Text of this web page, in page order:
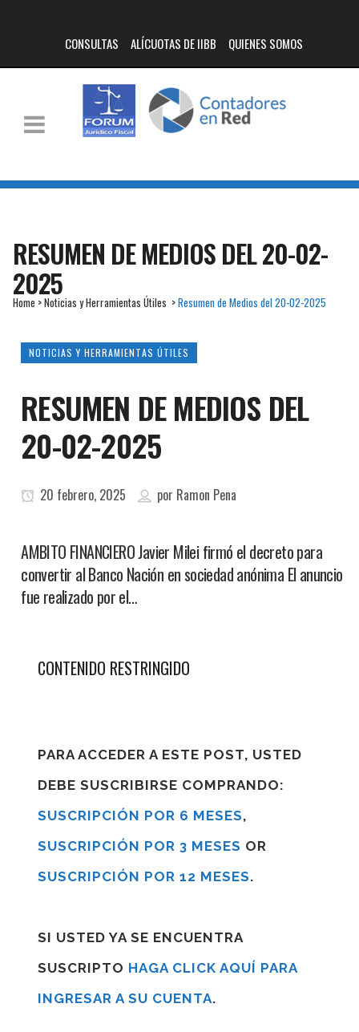
CONSULTAS ALÍCUOTAS DE IIBB QUIENES SOMOS
RESUMEN DE MEDIOS DEL 20-02-
2025
Home >Noticias y Herramientas Útiles >Resumen de Medios del 20-02-2025
NOTICIAS Y HERRAMIENTAS ÚTILES
RESUMEN DE MEDIOS DEL
20-02-2025
20 febrero, 2025 por Ramon Pena
AMBITO FINANCIERO Javier Milei firmó el decreto para
convertir al Banco Nación en sociedad anónima El anuncio
fue realizado por el…
CONTENIDO RESTRINGIDO
PARA ACCEDER A ESTE POST, USTED
DEBE SUSCRIBIRSE COMPRANDO:
SUSCRIPCIÓN POR 6 MESES,
SUSCRIPCIÓN POR 3 MESES OR
SUSCRIPCIÓN POR 12 MESES.
SI USTED YA SE ENCUENTRA
SUSCRIPTO HAGA CLICK AQUÍ PARA
INGRESAR A SU CUENTA.